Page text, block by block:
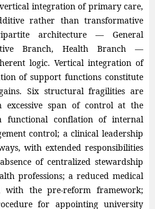
integration of primary care,
rather than transformative
architecture — General
Branch, Health Branch —
logic. Vertical integration of
of support functions constitute
Six structural fragilities are
excessive span of control at the
functional conflation of internal
control; a clinical leadership
with extended responsibilities
of centralized stewardship
professions; a reduced medical
with the pre-reform framework;
for appointing university